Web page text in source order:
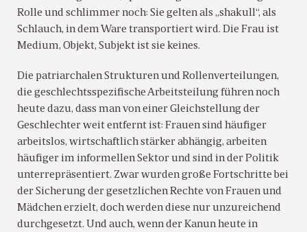
Rolle und schlimmer noch: Sie gelten als „shakull“, als
Schlauch, in dem Ware transportiert wird. Die Frau ist
Medium, Objekt, Subjekt ist sie keines.
Die patriarchalen Strukturen und Rollenverteilungen,
die geschlechtsspezifische Arbeitsteilung führen noch
heute dazu, dass man von einer Gleichstellung der
Geschlechter weit entfernt ist: Frauen sind häufiger
arbeitslos, wirtschaftlich stärker abhängig, arbeiten
häufiger im informellen Sektor und sind in der Politik
unterrepräsentiert. Zwar wurden große Fortschritte bei
der Sicherung der gesetzlichen Rechte von Frauen und
Mädchen erzielt, doch werden diese nur unzureichend
durchgesetzt. Und auch, wenn der Kanun heute in